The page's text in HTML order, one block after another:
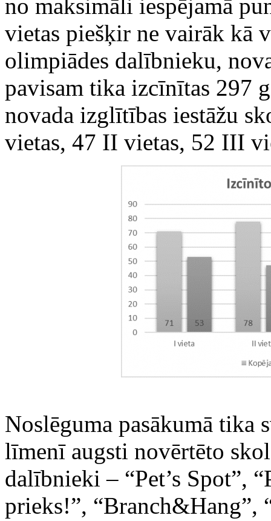
no maksimāli iespējamā
vietas piešķir ne vairāk kā
olimpiādes dalībnieku,
pavisam tika izcīnītas 297
novada izglītības iestāžu
vietas, 47 II vietas, 52 III
‌Noslēguma pasākumā tika
līmenī augsti novērtēto
dalībnieki – “Pet’s Spot”,
prieks!”, “Branch&Hang”,